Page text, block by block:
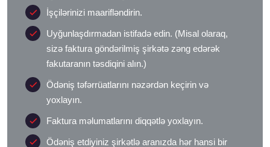
İşçilərinizi maarifləndirin.
Uyğunlaşdırmadan istifadə edin. (Misal olaraq,
sizə faktura göndərilmiş şirkətə zəng edərək
fakutaranın təsdiqini alın.)
Ödəniş təfərrüatlarını nəzərdən keçirin və
yoxlayın.
Faktura məlumatlarını diqqətlə yoxlayın.
Ödəniş etdiyiniz şirkətlə aranızda hər hansi bir